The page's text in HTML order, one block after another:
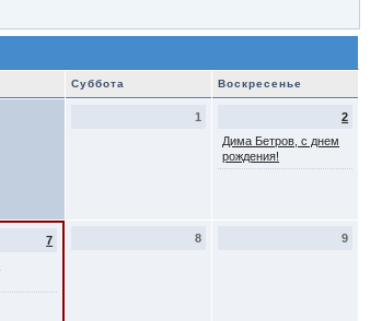
Суббота Воскресенье
1
2
Дима Бетров, с днем
рождения!
7
8 9